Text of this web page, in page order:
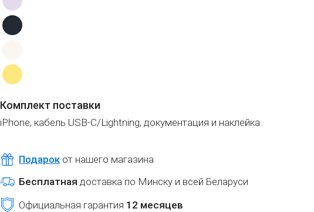
Комплект поставки
iPhone, кабель USB-C/Lightning, документация и наклейка
Подарок от нашего магазина
Бесплатная доставка по Минску и всей Беларуси
Официальная гарантия 12 месяцев